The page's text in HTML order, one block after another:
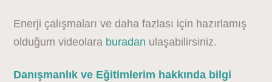
Enerji çalışmaları ve daha fazlası için hazırlamış
olduğum videolara buradan ulaşabilirsiniz.
Danışmanlık ve Eğitimlerim hakkında bilgi